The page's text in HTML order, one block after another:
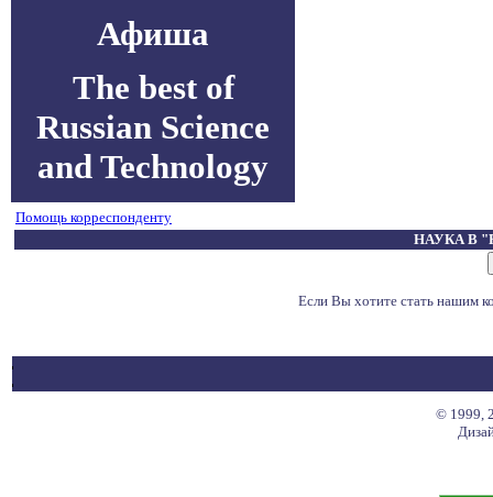
Афиша
The best of
Russian Science
and Technology
Помощь корреспонденту
НАУКА В
Если Вы хотите стать нашим
© 1999,